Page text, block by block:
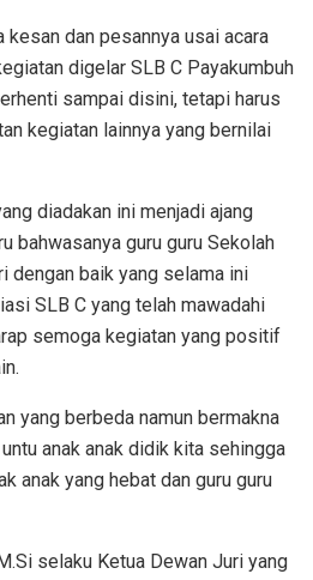
kesan dan pesannya usai acara
digelar SLB C Payakumbuh
sampai disini, tetapi harus
kegiatan lainnya yang bernilai
diadakan ini menjadi ajang
bahwasanya guru guru Sekolah
dengan baik yang selama ini
SLB C yang telah mawadahi
semoga kegiatan yang positif
yang berbeda namun bermakna
anak anak didik kita sehingga
anak yang hebat dan guru guru
selaku Ketua Dewan Juri yang